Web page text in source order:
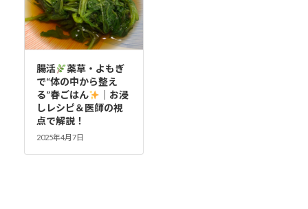
腸活
薬草・よもぎ
で“体の中から整え
る”春ごはん
｜お浸
しレシピ＆医師の視
点で解説！
2025年4月7日